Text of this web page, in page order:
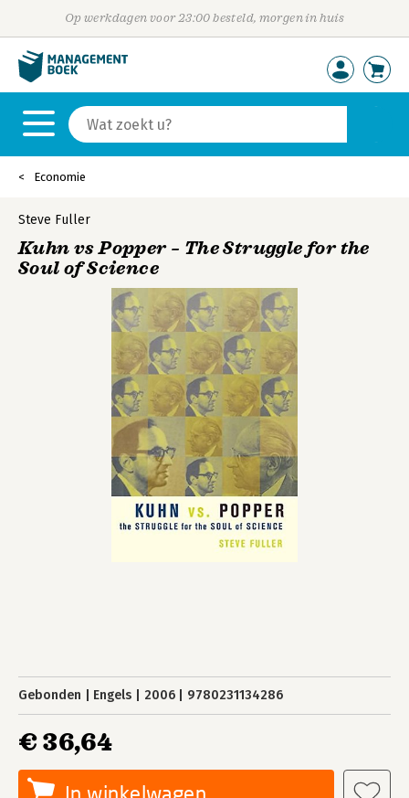
Op werkdagen voor 23:00 besteld, morgen in huis
Economie
Steve Fuller
Kuhn vs Popper – The Struggle for the
Soul of Science
Gebonden Engels 2006 9780231134286
€ 36,64
In winkelwagen